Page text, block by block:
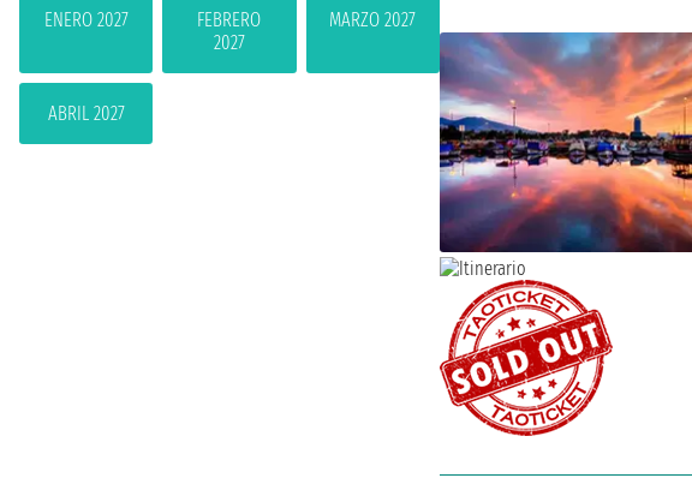
ENERO 2027
FEBRERO
2027
MARZO 2027
ABRIL 2027